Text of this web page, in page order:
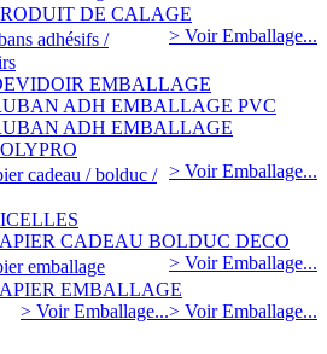
DE CALAGE
> Voir Emballage...
adhésifs /
EMBALLAGE
ADH EMBALLAGE PVC
ADH EMBALLAGE
> Voir Emballage...
cadeau / bolduc /
CADEAU BOLDUC DECO
> Voir Emballage...
emballage
EMBALLAGE
> Voir Emballage...
> Voir Emballage...